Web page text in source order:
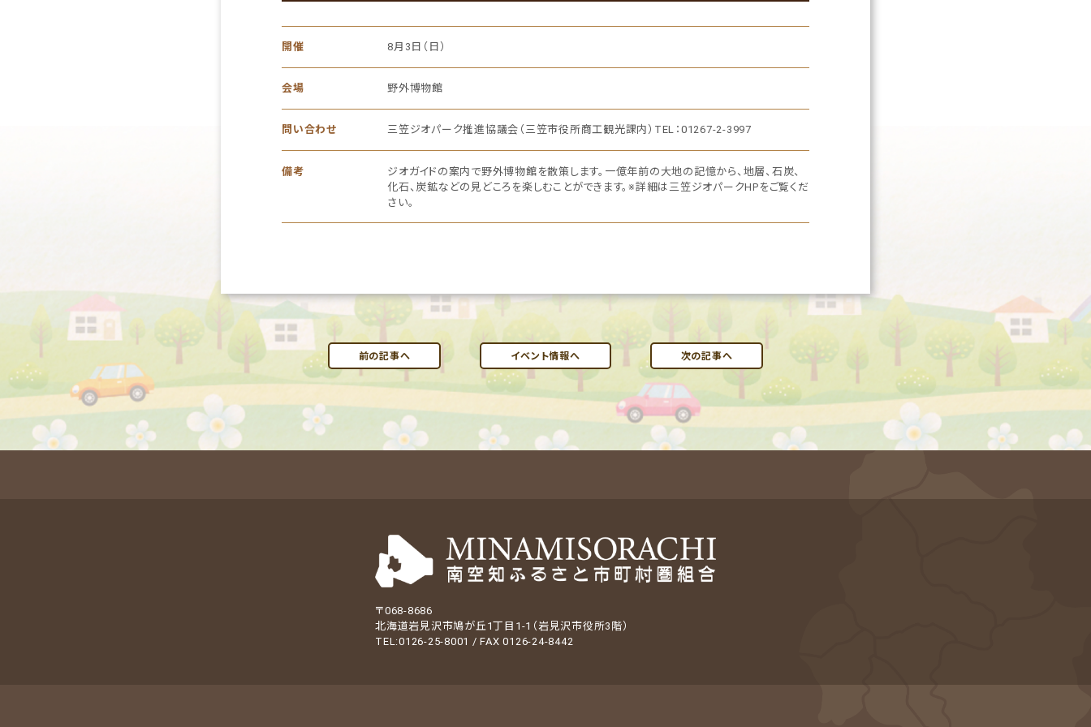
開催 8月3日（日）
会場 野外博物館
問い合わせ 三笠ジオパーク推進協議会（三笠市役所商工観光課内）TEL：01267-2-3997
備考
ジオガイドの案内で野外博物館を散策します。一億年前の大地の記憶から、地層、石炭、
化石、炭鉱などの見どころを楽しむことができます。※詳細は三笠ジオパークHPをご覧くだ
さい。
前の記事へ イベント情報へ 次の記事へ
〒068-8686
北海道岩見沢市鳩が丘1丁目1-1（岩見沢市役所3階）
TEL:0126-25-8001 / FAX 0126-24-8442